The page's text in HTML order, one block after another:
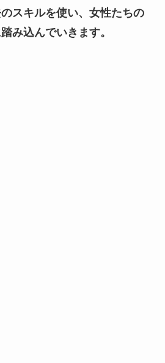
スキルを使い、女性たちの
み込んでいきます。